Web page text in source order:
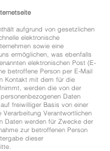
aufgrund von gesetzlichen
elektronische
sowie eine
ermöglichen, was ebenfalls
elektronischen Post (E-
betroffene Person per E-Mail
Kontakt mit dem für die
werden die von der
Daten
freiwilliger Basis von einer
Verantwortlichen
Daten werden für Zwecke der
zur betroffenen Person
dieser